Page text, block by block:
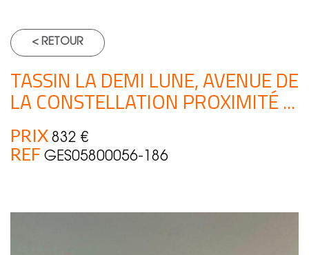
< RETOUR
TASSIN LA DEMI LUNE, AVENUE DE
LA CONSTELLATION PROXIMITÉ ...
PRIX 832 €
REF GES05800056-186